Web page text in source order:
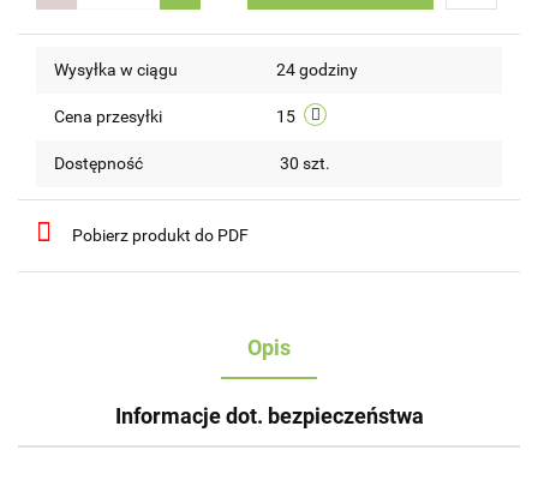
Do
Wysyłka w ciągu 24 godziny
Cena przesyłki 15
Dostępność 30 szt.
Pobierz produkt do PDF
Opis
Informacje dot. bezpieczeństwa